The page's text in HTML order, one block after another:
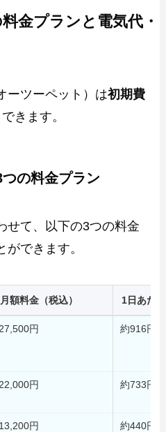
金プランと電気代・
ーツーペット）は初期費
きます。
の料金プラン
せて、以下の3つの料金
できます。
月額料金（税込） 1日あた
27,500円 約916円
22,000円 約733円
13,200円 約440円